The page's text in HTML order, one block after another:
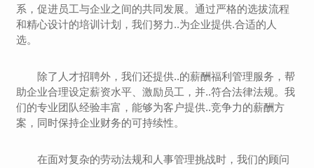
系，促进员工与企业之间的共同发展。通过严格的选拔流程
和精心设计的培训计划，我们努力..为企业提供.合适的人
选。
除了人才招聘外，我们还提供..的薪酬福利管理服务，帮
助企业合理设定薪资水平、激励员工，并..符合法律法规。我
们的专业团队经验丰富，能够为客户提供..竞争力的薪酬方
案，同时保持企业财务的可持续性。
在面对复杂的劳动法规和人事管理挑战时，我们的顾问